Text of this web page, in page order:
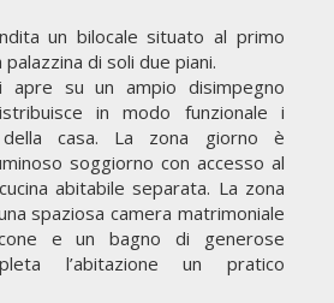
un bilocale situato al primo
di soli due piani.
apre su un ampio disimpegno
in modo funzionale i
casa. La zona giorno è
soggiorno con accesso al
abitabile separata. La zona
spaziosa camera matrimoniale
e un bagno di generose
l’abitazione un pratico